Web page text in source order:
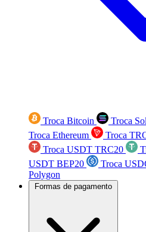
Troca Bitcoin Troca
Troca Ethereum
Troca
Troca USDT TRC20
USDT BEP20
Troca
Polygon
Formas de pagamento